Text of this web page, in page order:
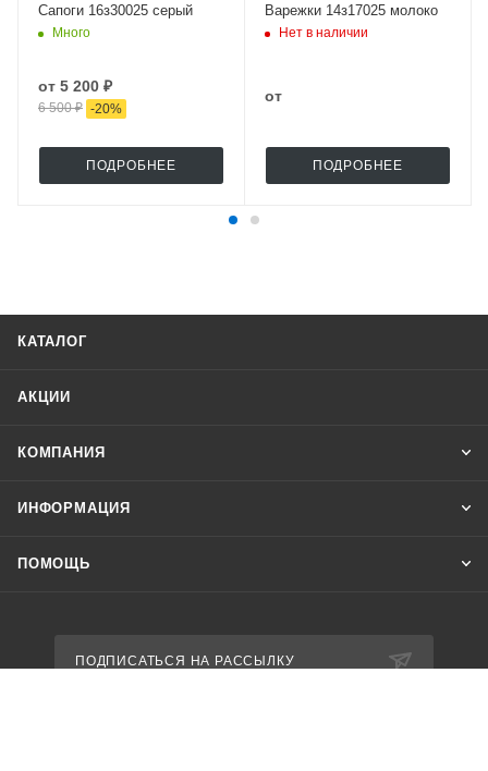
Сапоги 16з30025 серый
Много
от 5 200 ₽
6 500 ₽ -20%
ПОДРОБНЕЕ
Варежки 14з17025 молоко
Нет в наличии
от
ПОДРОБНЕЕ
КАТАЛОГ
АКЦИИ
КОМПАНИЯ
ИНФОРМАЦИЯ
ПОМОЩЬ
ПОДПИСАТЬСЯ НА РАССЫЛКУ